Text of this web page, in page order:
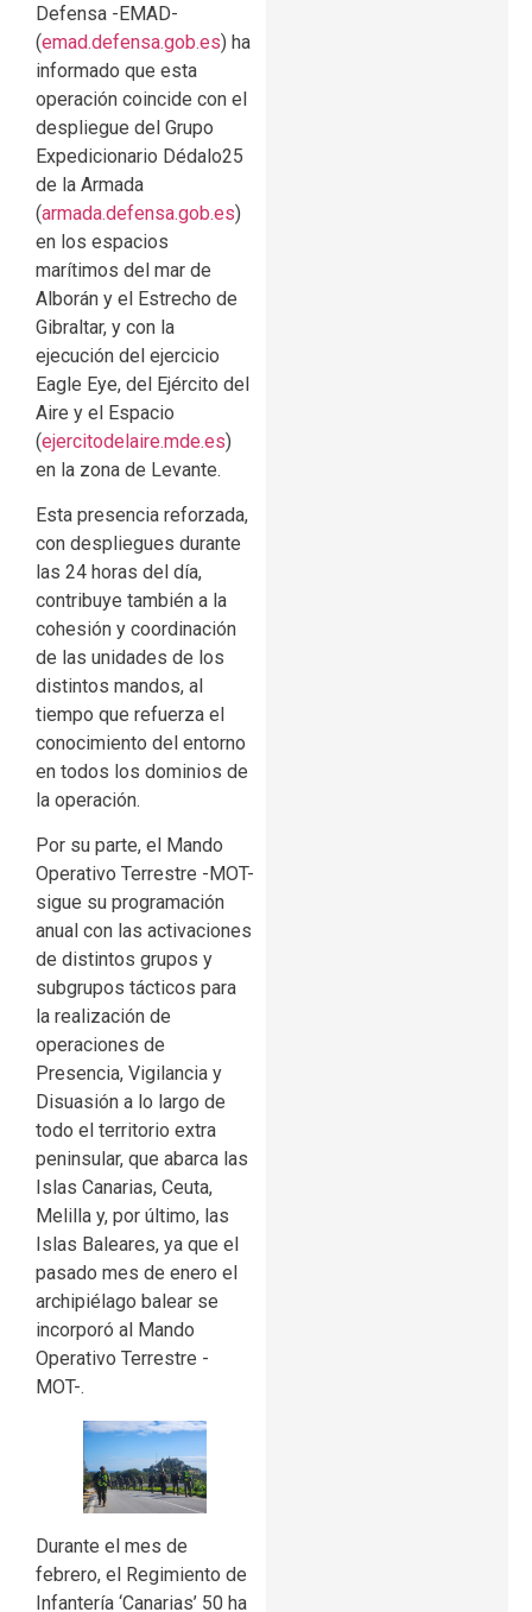
Defensa -EMAD-
(emad.defensa.gob.es) ha
informado que esta
operación coincide con el
despliegue del Grupo
Expedicionario Dédalo25
de la Armada
(armada.defensa.gob.es)
en los espacios
marítimos del mar de
Alborán y el Estrecho de
Gibraltar, y con la
ejecución del ejercicio
Eagle Eye, del Ejército del
Aire y el Espacio
(ejercitodelaire.mde.es)
en la zona de Levante.
Esta presencia reforzada,
con despliegues durante
las 24 horas del día,
contribuye también a la
cohesión y coordinación
de las unidades de los
distintos mandos, al
tiempo que refuerza el
conocimiento del entorno
en todos los dominios de
la operación.
Por su parte, el Mando
Operativo Terrestre -MOT-
sigue su programación
anual con las activaciones
de distintos grupos y
subgrupos tácticos para
la realización de
operaciones de
Presencia, Vigilancia y
Disuasión a lo largo de
todo el territorio extra
peninsular, que abarca las
Islas Canarias, Ceuta,
Melilla y, por último, las
Islas Baleares, ya que el
pasado mes de enero el
archipiélago balear se
incorporó al Mando
Operativo Terrestre -
MOT-.
Durante el mes de
febrero, el Regimiento de
Infantería ‘Canarias’ 50 ha